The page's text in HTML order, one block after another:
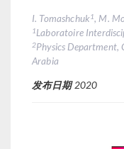
I. Tomashchuk1, M.
1Laboratoire
2Physics Department,
Arabia
发布日期2020